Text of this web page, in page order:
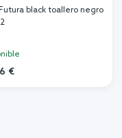
black toallero negro
€